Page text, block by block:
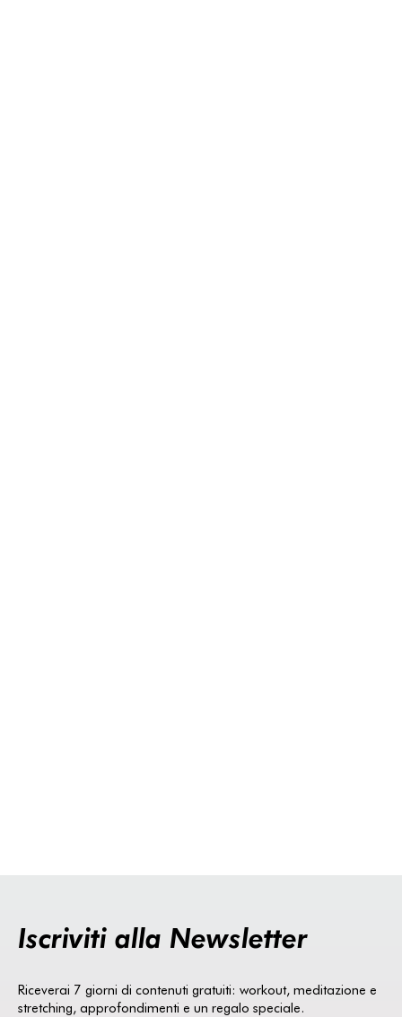
Iscriviti alla Newsletter
Riceverai 7 giorni di contenuti gratuiti: workout, meditazione e
stretching, approfondimenti e un regalo speciale.